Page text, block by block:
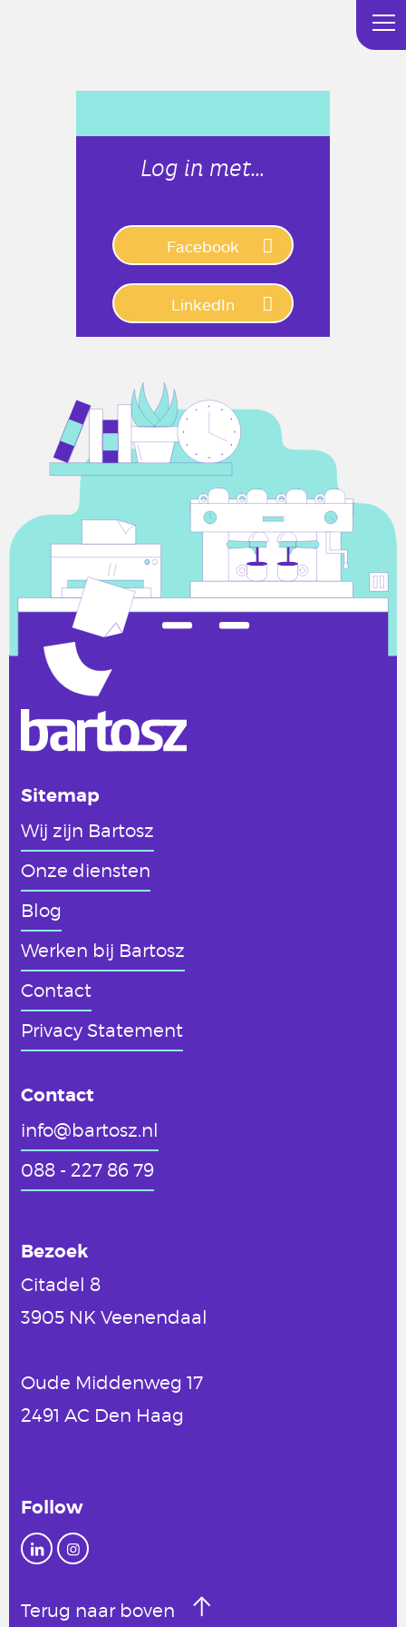
Log in met…
Facebook
LinkedIn
Sitemap
Wij zijn Bartosz
Onze diensten
Blog
Werken bij Bartosz
Contact
Privacy Statement
Contact
info@bartosz.nl
088 - 227 86 79
Bezoek
Citadel 8
3905 NK Veenendaal
Oude Middenweg 17
2491 AC Den Haag
Follow
Terug naar boven